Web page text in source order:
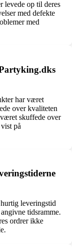
levede op til deres
med defekte
med
har været
over kvaliteten
skuffede over
på
leveringstid
tidsramme.
ordrer ikke